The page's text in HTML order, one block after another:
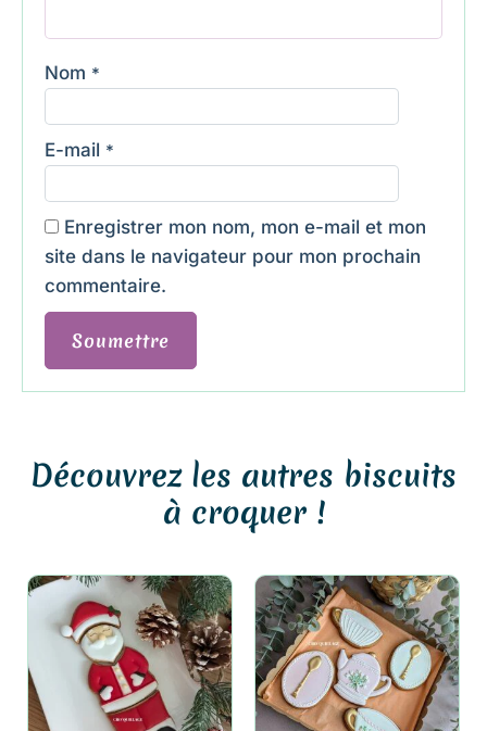
Nom *
E-mail *
Enregistrer mon nom, mon e-mail et mon
site dans le navigateur pour mon prochain
commentaire.
Découvrez les autres biscuits
à croquer !
Ce
produit
plusieurs
variations.
Les